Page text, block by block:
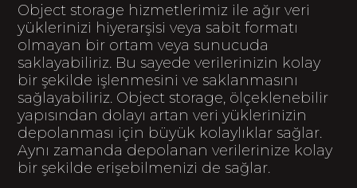
Object storage hizmetlerimiz ile ağır veri
yüklerinizi hiyerarşisi veya sabit formatı
olmayan bir ortam veya sunucuda
saklayabiliriz. Bu sayede verilerinizin kolay
bir şekilde işlenmesini ve saklanmasını
sağlayabiliriz. Object storage, ölçeklenebilir
yapısından dolayı artan veri yüklerinizin
depolanması için büyük kolaylıklar sağlar.
Aynı zamanda depolanan verilerinize kolay
bir şekilde erişebilmenizi de sağlar.